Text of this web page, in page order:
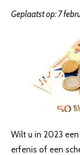
Geplaatst op: 7
Wilt u in 2023
erfenis of een